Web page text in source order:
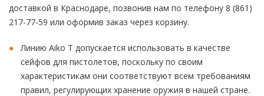
доставкой в Краснодаре, позвонив нам по телефону 8 (861)
217-77-59 или оформив заказ через корзину.
Линию Aiko T допускается использовать в качестве
сейфов для пистолетов, поскольку по своим
характеристикам они соответствуют всем требованиям
правил, регулирующих хранение оружия в нашей стране.